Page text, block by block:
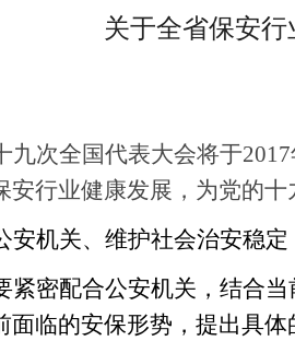
关于全省保安
九次全国代表大会将于
安行业健康发展，为党的
安机关、维护社会治安稳定
紧密配合公安机关，结合
面临的安保形势，提出具